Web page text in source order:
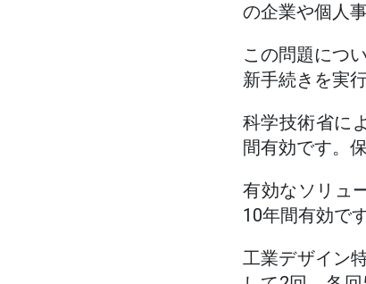
の企業や個人
この問題につ
新手続きを実
科学技術省に
間有効です。
有効なソリュ
10年間有効で
工業デザイン